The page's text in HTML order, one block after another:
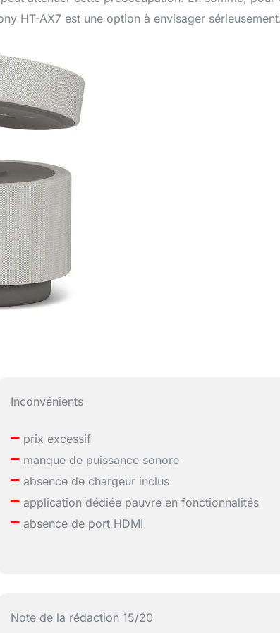
HT-AX7 est une option à envisager
Inconvénients
– prix excessif
– manque de puissance sonore
– absence de chargeur inclus
– application dédiée pauvre en fonctionnalités
– absence de port HDMI
Note de la rédaction 15/20